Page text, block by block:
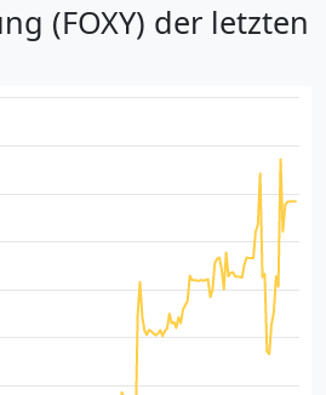
(FOXY) der letzten